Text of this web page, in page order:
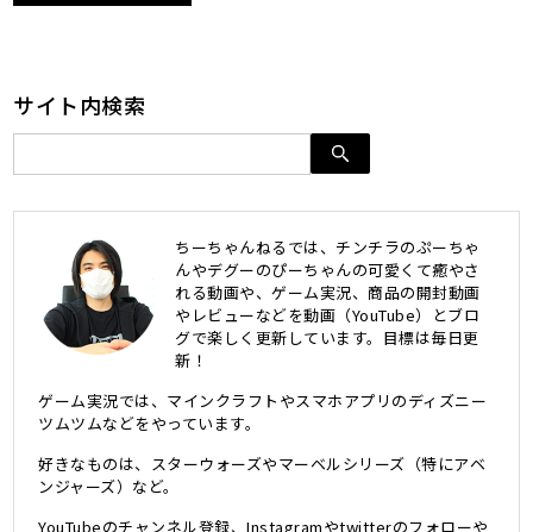
サイト内検索
ちーちゃんねるでは、チンチラのぷーちゃ
んやデグーのぴーちゃんの可愛くて癒やさ
れる動画や、ゲーム実況、商品の開封動画
やレビューなどを動画（YouTube）とブロ
グで楽しく更新しています。目標は毎日更
新！
ゲーム実況では、マインクラフトやスマホアプリのディズニー
ツムツムなどをやっています。
好きなものは、スターウォーズやマーベルシリーズ（特にアベ
ンジャーズ）など。
YouTubeのチャンネル登録、Instagramやtwitterのフォローや